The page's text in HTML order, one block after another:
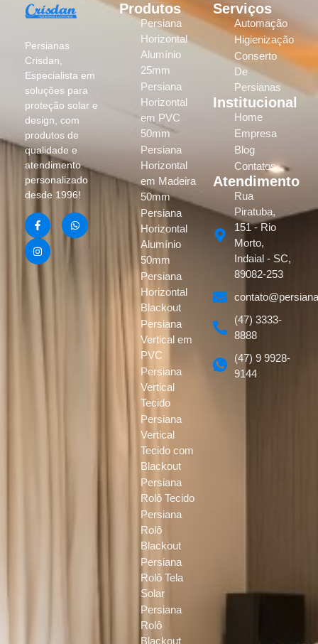
Persianas
Crisdan,
Especialista em
soluções para
proteção solar e
design, com
produtos de
qualidade e
atendimento
personalizado
desde 1996!
Produtos
Persiana
Horizontal
Alumínio
25mm
Persiana
Horizontal
em PVC
50mm
Persiana
Horizontal
em Madeira
50mm
Persiana
Horizontal
Alumínio
50mm
Persiana
Horizontal
Blackout
Persiana
Vertical em
PVC
Persiana
Vertical
Tecido
Persiana
Vertical
Tecido com
Blackout
Persiana
Rolô Tecido
Persiana
Rolô
Blackout
Persiana
Rolô Tela
Solar
Persiana
Rolô
Blackout
Serviços
Automação
Higienização
Conserto
De
Persianas
Institucional
Home
Empresa
Blog
Contatos
Atendimento
Rua
Piratuba,
151 - Rio
Morto,
Indaial - SC,
89082-253
(47) 3333-
8888
(47) 9 9928-
9144